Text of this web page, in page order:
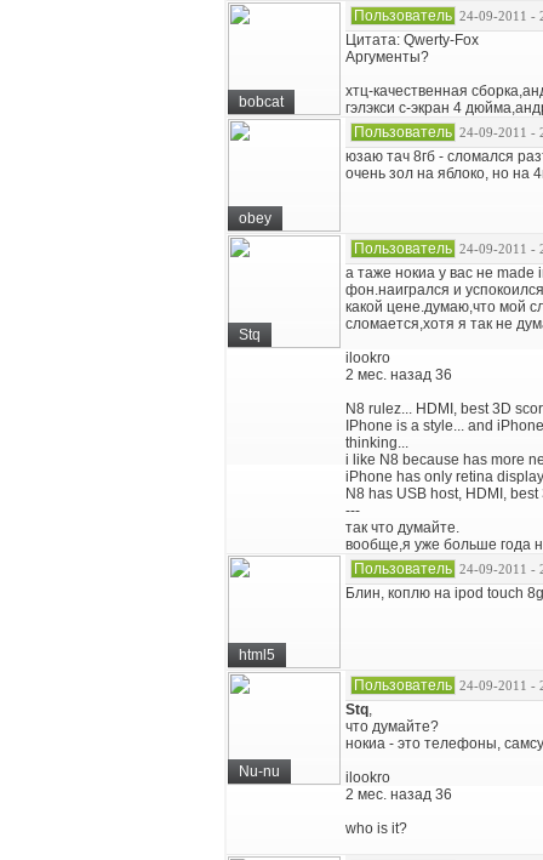
bobcat
Пользователь 24-09-2011 -
Цитата: Qwerty-Fox
Аргументы?
хтц-качественная
гэлэкси с-экран 4
obey
Пользователь 24-09-2011 -
юзаю тач 8гб - сломался
очень зол на яблоко, но на
Stq
Пользователь 24-09-2011 -
а таже нокиа у вас не made
фон.наигрался и
какой цене.думаю,что мой
сломается,хотя я так не
ilookro
2 мес. назад 36
N8 rulez... HDMI, best 3D
IPhone is a style... and
thinking...
i like N8 because has more
iPhone has only retina
N8 has USB host, HDMI,
---
так что думайте.
вообще,я уже больше года
html5
Пользователь 24-09-2011 -
Блин, коплю на ipod touch
Nu-nu
Пользователь 24-09-2011 -
Stq,
что думайте?
нокиа - это телефоны,
ilookro
2 мес. назад 36
who is it?